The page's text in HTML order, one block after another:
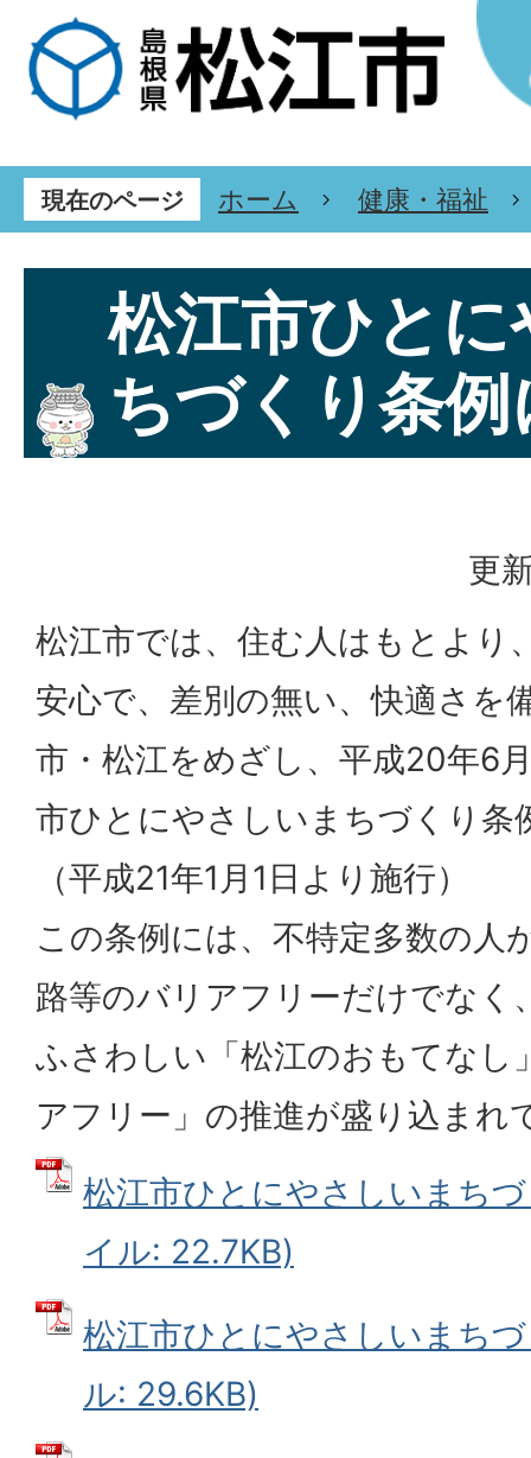
現在のページ ホーム 健康・福祉
松江市ひと
ちづくり条
更
松江市では、住む人はもとより
安心で、差別の無い、快適さを
市・松江をめざし、平成20年6
市ひとにやさしいまちづくり条
（平成21年1月1日より施行）
この条例には、不特定多数の人
路等のバリアフリーだけでなく
ふさわしい「松江のおもてなし
アフリー」の推進が盛り込まれ
松江市ひとにやさしいまち
イル: 22.7KB)
松江市ひとにやさしいまち
ル: 29.6KB)